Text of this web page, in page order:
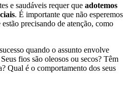
e saudáveis requer que adotemos
. É importante que não esperemos
precisando de atenção, como
quando o assunto envolve
fios são oleosos ou secos? Têm
Qual é o comportamento dos seus